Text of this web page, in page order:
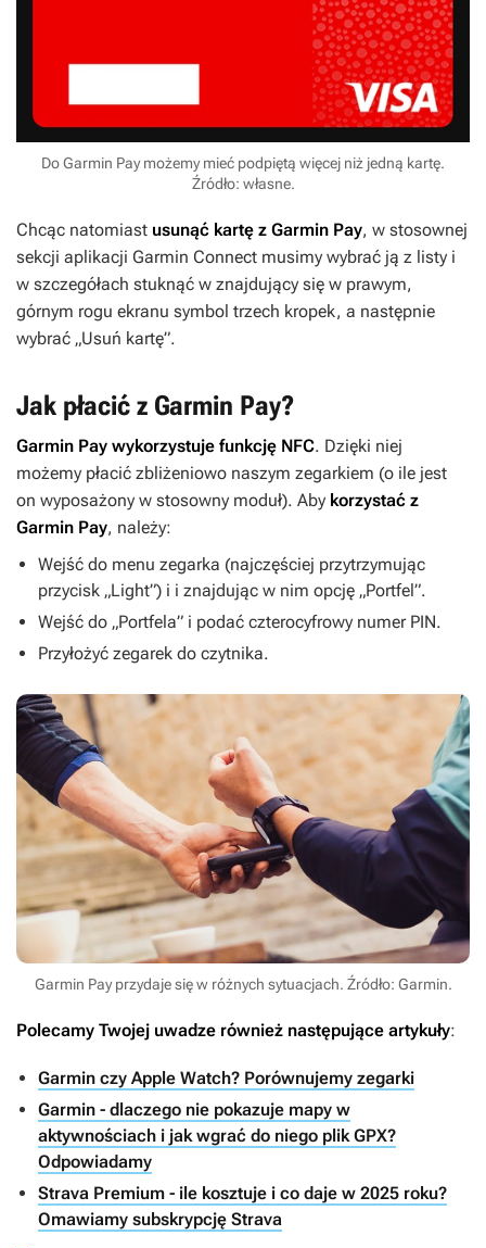
Do Garmin Pay możemy mieć podpiętą więcej niż jedną kartę.
Źródło: własne.
Chcąc natomiast usunąć kartę z Garmin Pay, w stosownej
sekcji aplikacji Garmin Connect musimy wybrać ją z listy i
w szczegółach stuknąć w znajdujący się w prawym,
górnym rogu ekranu symbol trzech kropek, a następnie
wybrać „Usuń kartę”.
Jak płacić z Garmin Pay?
Garmin Pay wykorzystuje funkcję NFC. Dzięki niej
możemy płacić zbliżeniowo naszym zegarkiem (o ile jest
on wyposażony w stosowny moduł). Aby korzystać z
Garmin Pay, należy:
Wejść do menu zegarka (najczęściej przytrzymując
przycisk „Light”) i i znajdując w nim opcję „Portfel”.
Wejść do „Portfela” i podać czterocyfrowy numer PIN.
Przyłożyć zegarek do czytnika.
Garmin Pay przydaje się w różnych sytuacjach. Źródło: Garmin.
Polecamy Twojej uwadze również następujące artykuły:
Garmin czy Apple Watch? Porównujemy zegarki
Garmin - dlaczego nie pokazuje mapy w
aktywnościach i jak wgrać do niego plik GPX?
Odpowiadamy
Strava Premium - ile kosztuje i co daje w 2025 roku?
Omawiamy subskrypcję Strava